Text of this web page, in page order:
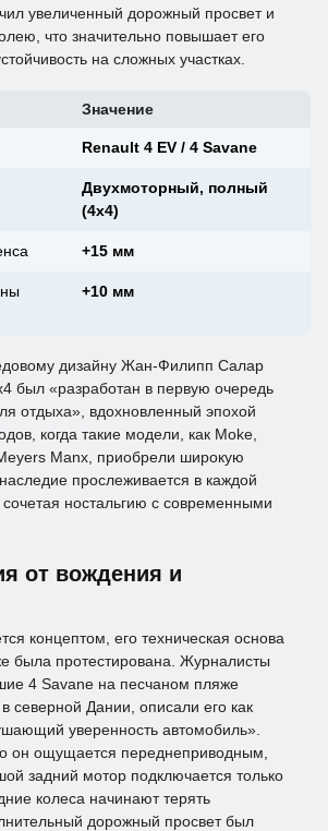
увеличенный дорожный просвет и
что значительно повышает его
на сложных участках.
Значение
Renault 4 EV / 4 Savane
Двухмоторный, полный
(4x4)
+15 мм
+10 мм
дизайну Жан-Филипп Салар
был «разработан в первую очередь
отдыха», вдохновленный эпохой
когда такие модели, как Moke,
Manx, приобрели широкую
прослеживается в каждой
сочетая ностальгию с современными
от вождения и
концептом, его техническая основа
протестирована. Журналисты
4 Savane на песчаном пляже
северной Дании, описали его как
уверенность автомобиль».
он ощущается переднеприводным,
задний мотор подключается только
колеса начинают терять
дорожный просвет был